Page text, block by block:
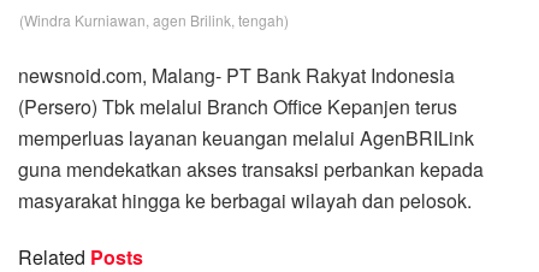
(Windra Kurniawan, agen Brilink, tengah)
newsnoid.com, Malang- PT Bank Rakyat Indonesia
(Persero) Tbk melalui Branch Office Kepanjen terus
memperluas layanan keuangan melalui AgenBRILink
guna mendekatkan akses transaksi perbankan kepada
masyarakat hingga ke berbagai wilayah dan pelosok.
Related Posts